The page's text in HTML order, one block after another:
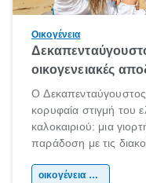
Οικογένεια
οικογενειακές
Ο Δεκαπενταύγουστος
κορυφαία στιγμή του
καλοκαιριού: μια
παράδοση με τις
χώρας. Είτε πρόκειται
οικογένεια & παιδί